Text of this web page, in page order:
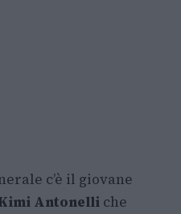
c’è il giovane
Antonelli che